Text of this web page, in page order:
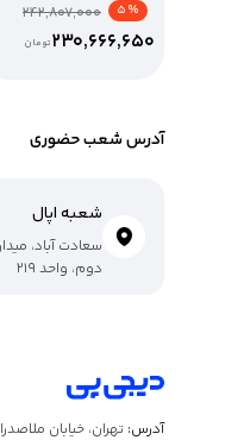
% 5
242,807,000
230,666,650تومان
آدرس شعب حضوری
شعبه اپال
سعادت آباد،
دوم، واحد 219
آدرس: تهران، خیابان